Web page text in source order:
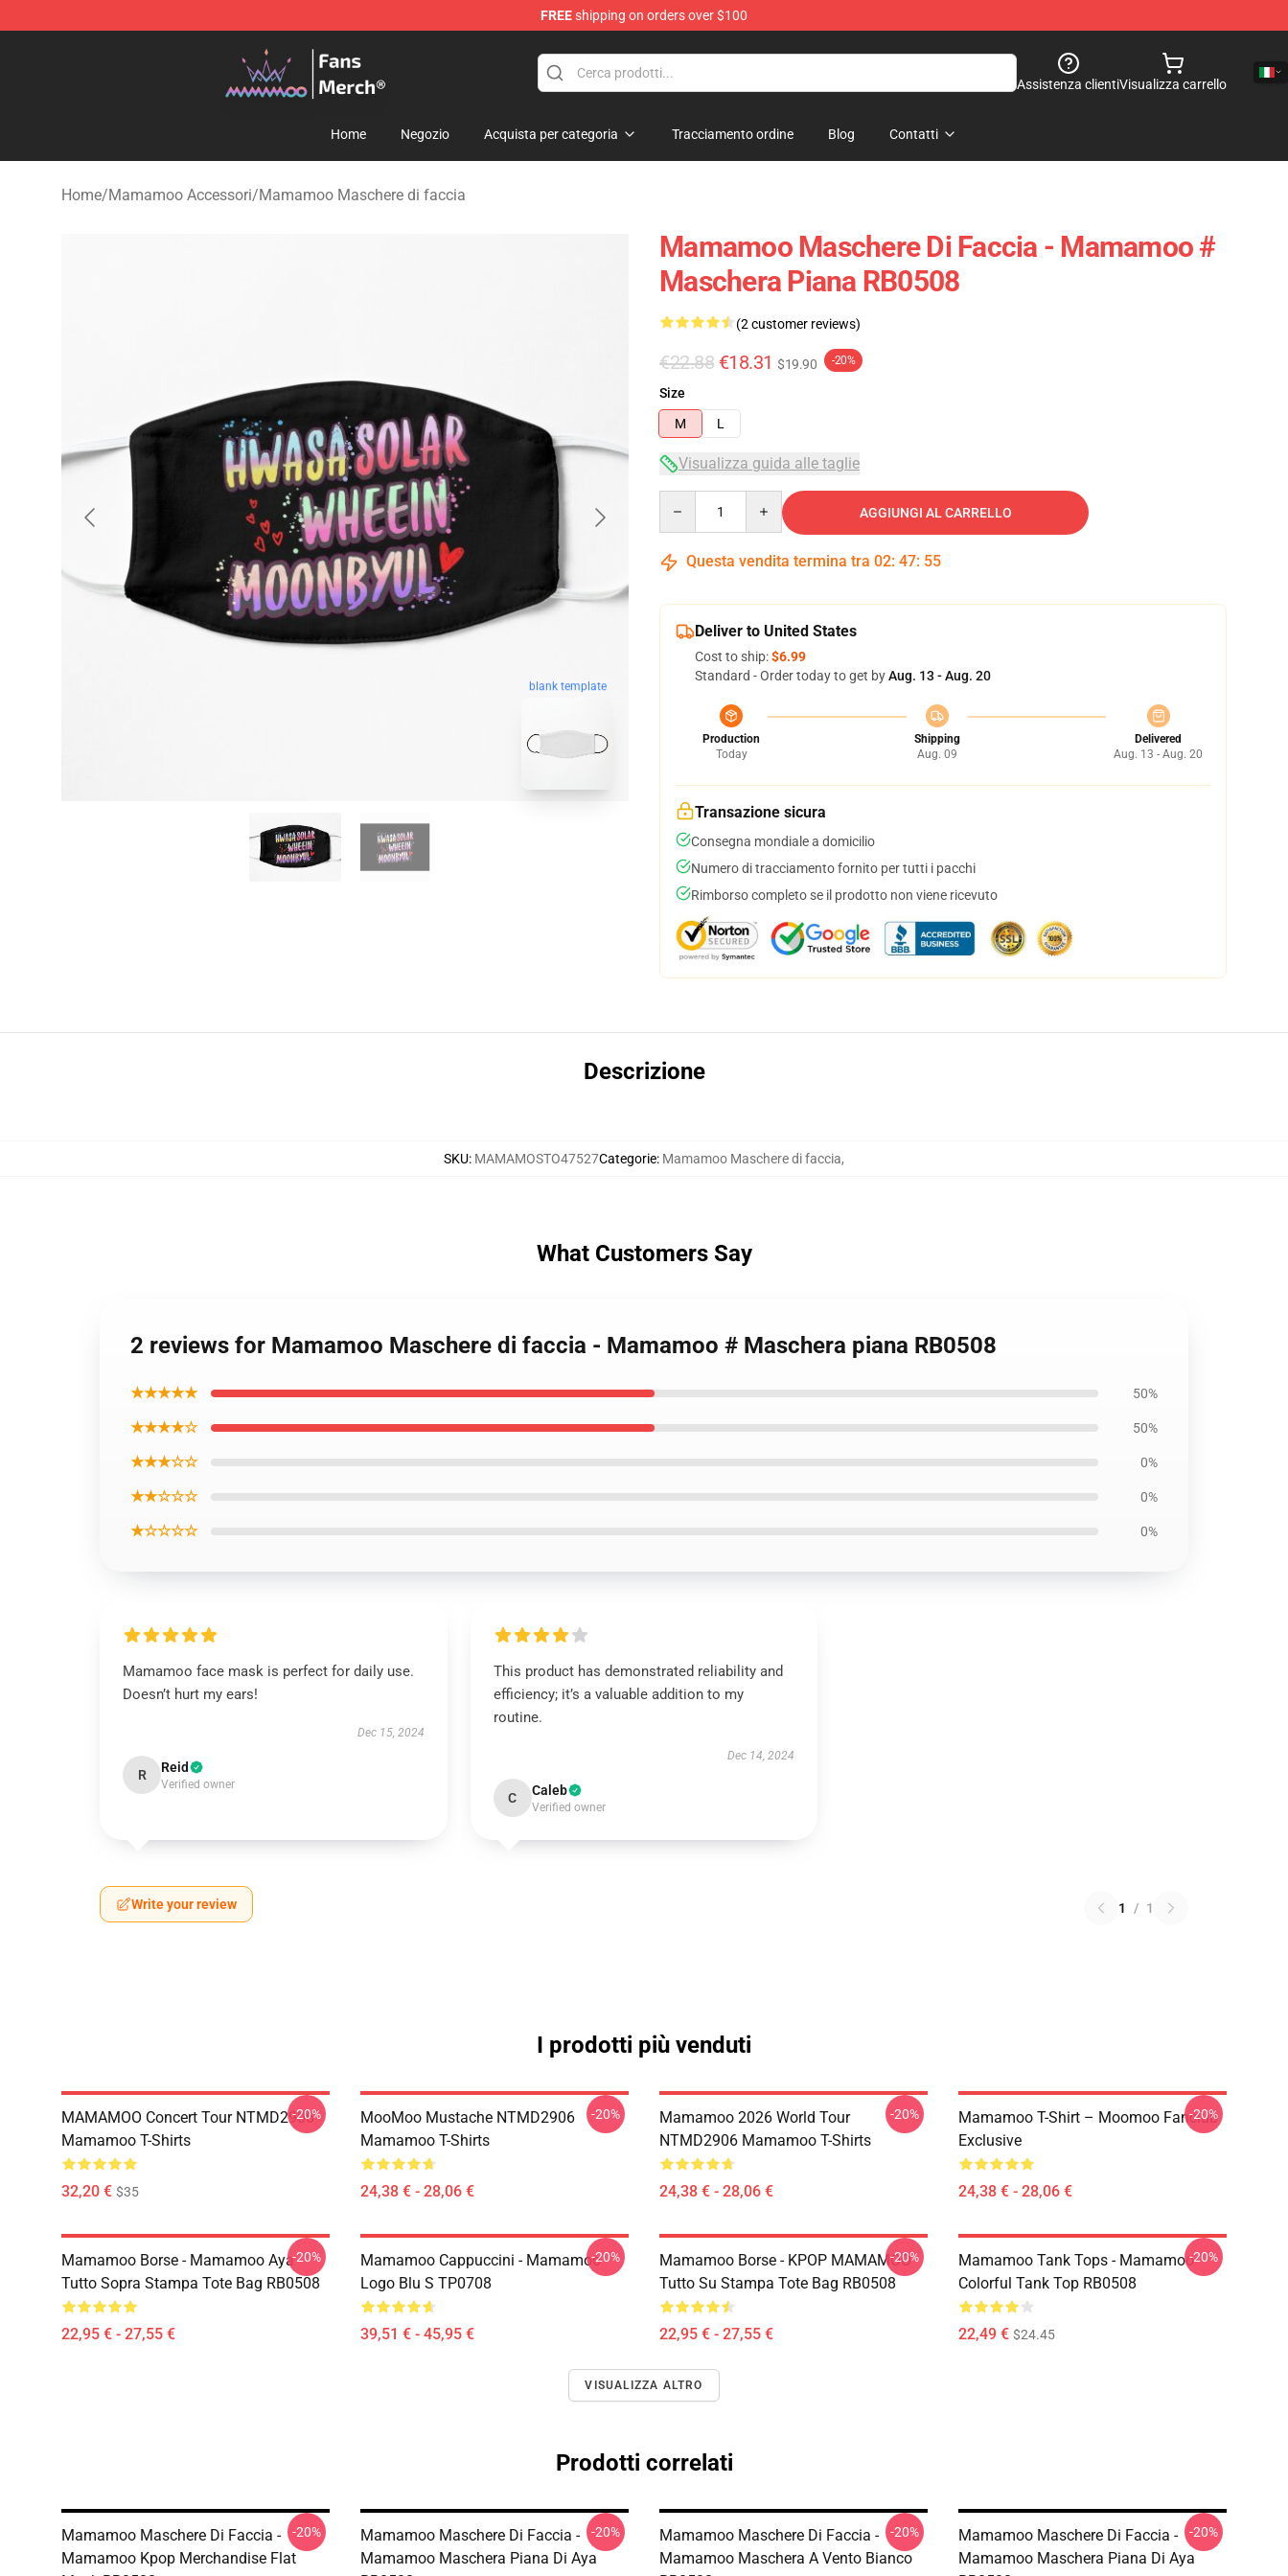
FREEshipping on orders over $100
Mamamoo Store - Official Mamamoo Merchandise Shop
Assistenza clientiVisualizza carrello
Home Negozio Acquista per categoria Tracciamento ordine Blog Contatti
Home/Mamamoo Accessori/Mamamoo Maschere di faccia
blank template
Mamamoo Maschere Di Faccia - Mamamoo #
Maschera Piana RB0508
(2 customer reviews)
€22.88 €18.31 $19.90 -20%
Size
M
L
Visualizza guida alle taglie
AGGIUNGI AL CARRELLO
Questa vendita termina tra 02: 47: 54
Deliver to United States
Cost to ship:$6.99
Standard - Order today to get byAug. 13 - Aug. 20
Production
Today
Shipping
Aug. 09
Delivered
Aug. 13 - Aug. 20
Transazione sicura
Consegna mondiale a domicilio
Numero di tracciamento fornito per tutti i pacchi
Rimborso completo se il prodotto non viene ricevuto
Descrizione
SKU: MAMAMOSTO47527Categorie: Mamamoo Maschere di faccia,
What Customers Say
2 reviews for Mamamoo Maschere di faccia - Mamamoo # Maschera piana RB0508
★★★★★ 50%
★★★★☆ 50%
★★★☆☆ 0%
★★☆☆☆ 0%
★☆☆☆☆ 0%
Mamamoo face mask is perfect for daily use.
Doesn’t hurt my ears!
Dec 15, 2024
R Reid
Verified owner
This product has demonstrated reliability and
efficiency; it’s a valuable addition to my
routine.
Dec 14, 2024
C Caleb
Verified owner
Write your review 1 / 1
I prodotti più venduti
MAMAMOO Concert Tour NTMD2906
Mamamoo T-Shirts
32,20 € $35
-20%
MooMoo Mustache NTMD2906
Mamamoo T-Shirts
24,38 € - 28,06 €
-20%
Mamamoo 2026 World Tour
NTMD2906 Mamamoo T-Shirts
24,38 € - 28,06 €
-20%
Mamamoo T-Shirt – Moomoo Fanclub
Exclusive
24,38 € - 28,06 €
-20%
Mamamoo Borse - Mamamoo Aya
Tutto Sopra Stampa Tote Bag RB0508
22,95 € - 27,55 €
-20%
Mamamoo Cappuccini - Mamamoo
Logo Blu S TP0708
39,51 € - 45,95 €
-20%
Mamamoo Borse - KPOP MAMAMOO
Tutto Su Stampa Tote Bag RB0508
22,95 € - 27,55 €
-20%
Mamamoo Tank Tops - Mamamoo
Colorful Tank Top RB0508
22,49 € $24.45
-20%
VISUALIZZA ALTRO
Prodotti correlati
Mamamoo Maschere Di Faccia -
Mamamoo Kpop Merchandise Flat
-20%
Mamamoo Maschere Di Faccia -
Mamamoo Maschera Piana Di Aya
-20%
Mamamoo Maschere Di Faccia -
Mamamoo Maschera A Vento Bianco
-20%
Mamamoo Maschere Di Faccia -
Mamamoo Maschera Piana Di Aya
-20%